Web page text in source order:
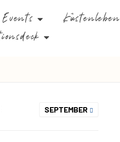
Events Küstenleben
SEPTEMBER